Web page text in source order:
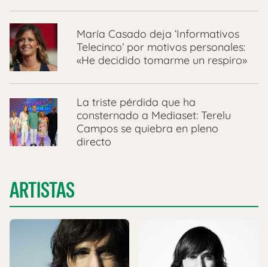
María Casado deja ‘Informativos
Telecinco’ por motivos personales:
«He decidido tomarme un respiro»
La triste pérdida que ha
consternado a Mediaset: Terelu
Campos se quiebra en pleno
directo
ARTISTAS